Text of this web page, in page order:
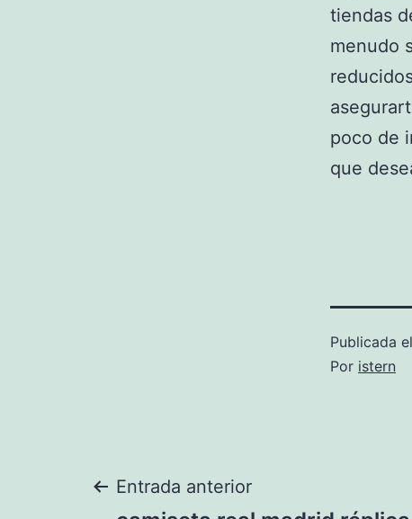
tiendas
menudo
poco de
que
Publicada el
Por istern
Navegación
Entrada anterior